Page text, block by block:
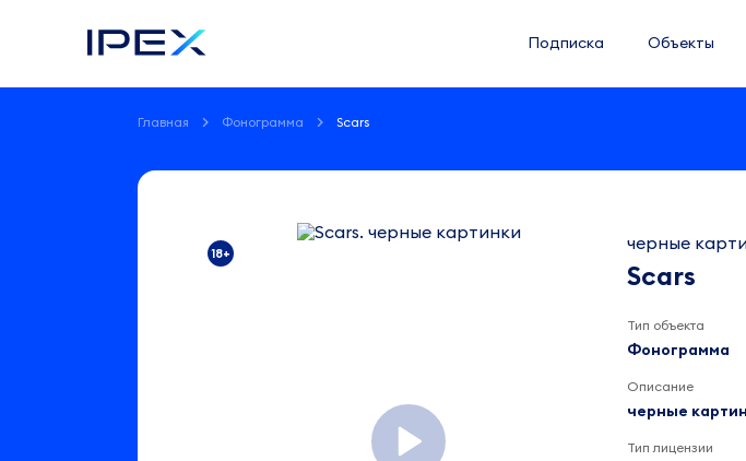
Подписка Объекты
Главная Фонограмма Scars
картинки
2:02
18+ черные
Scars
Тип объекта
Фонограмма
Описание
черные
Тип лицензии